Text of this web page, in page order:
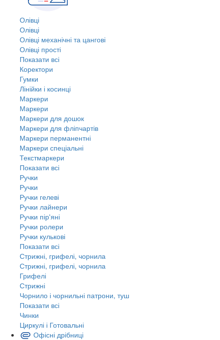
Олівці
Олівці
Олівці механічні та цангові
Олівці прості
Показати всі
Коректори
Гумки
Лінійки і косинці
Маркери
Маркери
Маркери для дошок
Маркери для фліпчартів
Маркери перманентні
Маркери спеціальні
Текстмаркери
Показати всі
Ручки
Ручки
Ручки гелеві
Ручки лайнери
Ручки пір'яні
Ручки ролери
Ручки кулькові
Показати всі
Стрижні, грифелі, чорнила
Стрижні, грифелі, чорнила
Грифелі
Стрижні
Чорнило і чорнильні патрони, туш
Показати всі
Чинки
Циркулі і Готовальні
Офісні дрібниці